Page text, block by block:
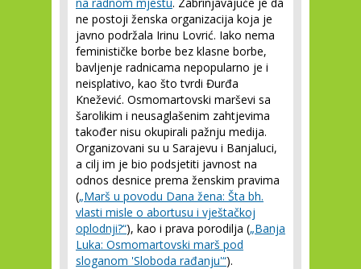
ne postoji ženska organizacija koja je
javno podržala Irinu Lovrić. Iako nema
feminističke borbe bez klasne borbe,
bavljenje radnicama nepopularno je i
neisplativo, kao što tvrdi Đurđa
Knežević. Osmomartovski marševi sa
šarolikim i neusaglašenim zahtjevima
također nisu okupirali pažnju medija.
Organizovani su u Sarajevu i Banjaluci,
a cilj im je bio podsjetiti javnost na
odnos desnice prema ženskim pravima
(„Marš u povodu Dana žena: Šta bh.
vlasti misle o abortusu i vještačkoj
oplodnji?“), kao i prava porodilja („Banja
Luka: Osmomartovski marš pod
sloganom 'Sloboda rađanju'“).